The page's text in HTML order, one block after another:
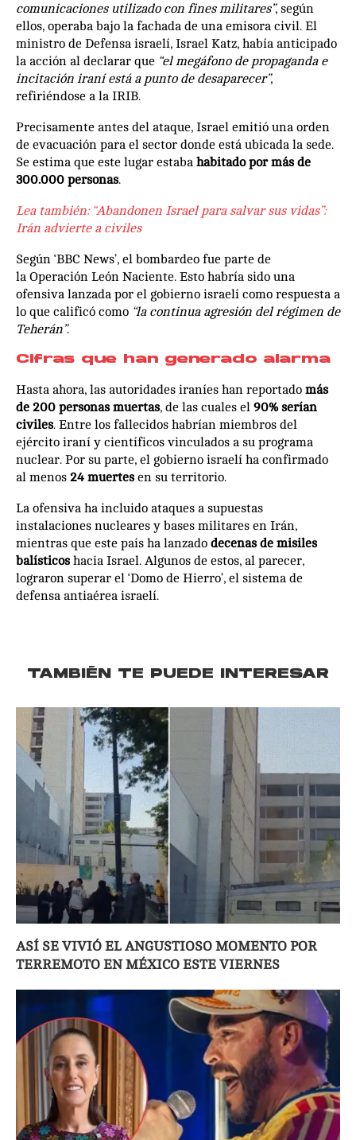
comunicaciones utilizado con fines militares”, según
ellos, operaba bajo la fachada de una emisora civil. El
ministro de Defensa israelí, Israel Katz, había anticipado
la acción al declarar que “el megáfono de propaganda e
incitación iraní está a punto de desaparecer”,
refiriéndose a la IRIB.
Precisamente antes del ataque, Israel emitió una orden
de evacuación para el sector donde está ubicada la sede.
Se estima que este lugar estaba habitado por más de
300.000 personas.
Lea también: “Abandonen Israel para salvar sus vidas”:
Irán advierte a civiles
Según ‘BBC News’, el bombardeo fue parte de
la Operación León Naciente. Esto habría sido una
ofensiva lanzada por el gobierno israelí como respuesta a
lo que calificó como “la continua agresión del régimen de
Teherán”.
Cifras que han generado alarma
Hasta ahora, las autoridades iraníes han reportado más
de 200 personas muertas, de las cuales el 90% serían
civiles. Entre los fallecidos habrían miembros del
ejército iraní y científicos vinculados a su programa
nuclear. Por su parte, el gobierno israelí ha confirmado
al menos 24 muertesen su territorio.
La ofensiva ha incluido ataques a supuestas
instalaciones nucleares y bases militares en Irán,
mientras que este país ha lanzado decenas de misiles
balísticoshacia Israel. Algunos de estos, al parecer,
lograron superar el ‘Domo de Hierro’, el sistema de
defensa antiaérea israelí.
TAMBIÉN TE PUEDE INTERESAR
ASÍ SE VIVIÓ EL ANGUSTIOSO MOMENTO POR
TERREMOTO EN MÉXICO ESTE VIERNES